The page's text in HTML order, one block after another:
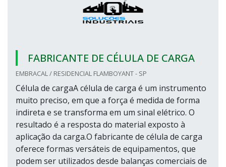
FABRICANTE DE CÉLULA DE CARGA
EMBRACAL / RESIDENCIAL FLAMBOYANT - SP
Célula de cargaA célula de carga é um instrumento
muito preciso, em que a força é medida de forma
indireta e se transforma em um sinal elétrico. O
resultado é a resposta do material exposto à
aplicação da carga.O fabricante de célula de carga
oferece formas versáteis de equipamentos, que
podem ser utilizados desde balanças comerciais de